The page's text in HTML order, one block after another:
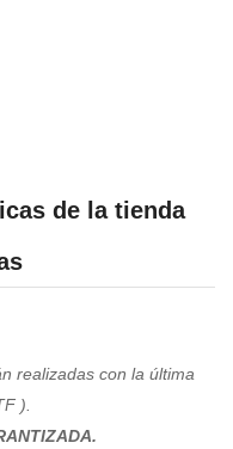
de la tienda
realizadas con la última
).